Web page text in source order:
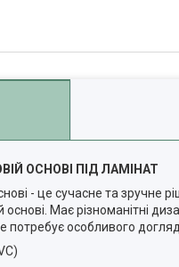
ОСНОВІ ПІД ЛАМІНАТ
- це сучасне та зручне
Має різноманітні
потребує особливого